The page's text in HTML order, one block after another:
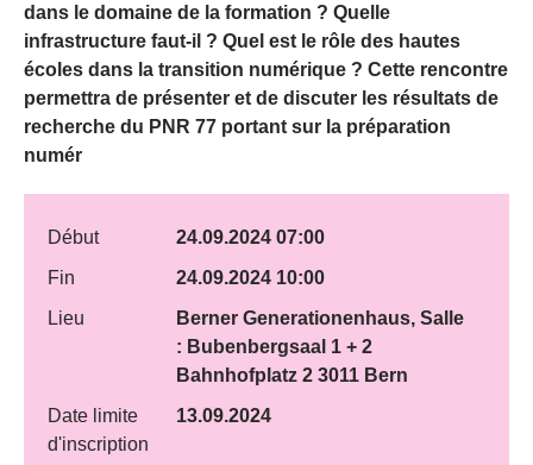
dans le domaine de la formation ? Quelle
infrastructure faut-il ? Quel est le rôle des hautes
écoles dans la transition numérique ? Cette rencontre
permettra de présenter et de discuter les résultats de
recherche du PNR 77 portant sur la préparation
numér
Début
24.09.2024 07:00
Fin
24.09.2024 10:00
Lieu
Berner Generationenhaus, Salle
: Bubenbergsaal 1 + 2
Bahnhofplatz 2 3011 Bern
Date limite
d'inscription
13.09.2024